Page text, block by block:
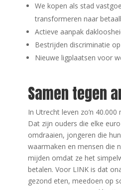
We kopen als stad
transformeren naar
Actieve aanpak
Bestrijden discriminatie
Nieuwe ligplaatsen voor
Samen tegen
In Utrecht leven zo’n
Dat zijn ouders die elke
omdraaien, jongeren die
waarmaken en mensen die
mijden omdat ze het
betalen. Voor LINK is dat
gezond eten, meedoen op